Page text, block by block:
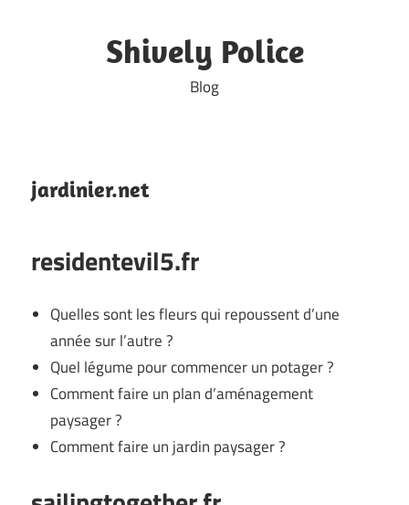
Shively Police
Blog
jardinier.net
residentevil5.fr
Quelles sont les fleurs qui repoussent d’une
année sur l’autre ?
Quel légume pour commencer un potager ?
Comment faire un plan d’aménagement
paysager ?
Comment faire un jardin paysager ?